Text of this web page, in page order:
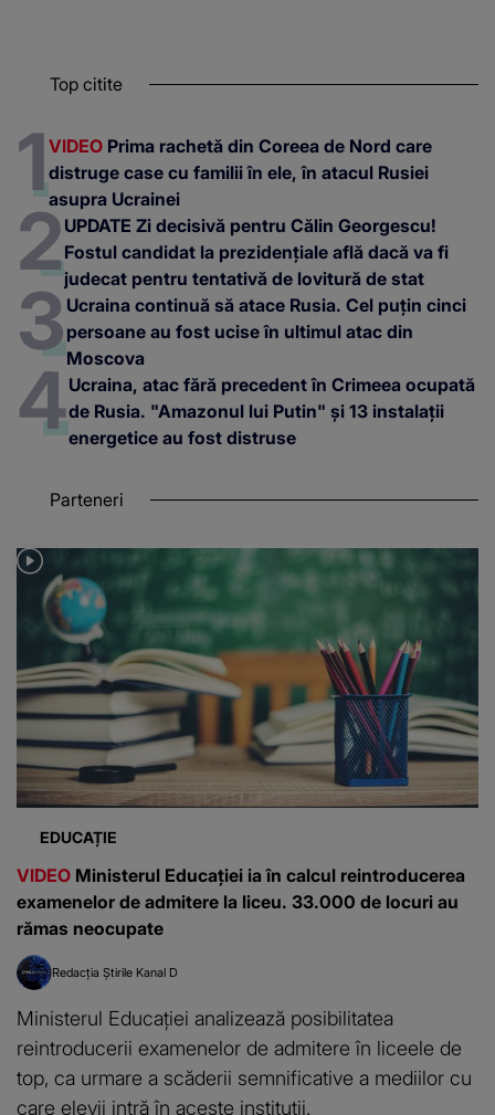
Top citite
VIDEO Prima rachetă din Coreea de Nord care
distruge case cu familii în ele, în atacul Rusiei
asupra Ucrainei
UPDATE Zi decisivă pentru Călin Georgescu!
Fostul candidat la prezidențiale află dacă va fi
judecat pentru tentativă de lovitură de stat
Ucraina continuă să atace Rusia. Cel puțin cinci
persoane au fost ucise în ultimul atac din
Moscova
Ucraina, atac fără precedent în Crimeea ocupată
de Rusia. "Amazonul lui Putin" și 13 instalații
energetice au fost distruse
Parteneri
EDUCAȚIE
VIDEO Ministerul Educației ia în calcul reintroducerea
examenelor de admitere la liceu. 33.000 de locuri au
rămas neocupate
Redacția Știrile Kanal D
Ministerul Educației analizează posibilitatea
reintroducerii examenelor de admitere în liceele de
top, ca urmare a scăderii semnificative a mediilor cu
care elevii intră în aceste instituții.